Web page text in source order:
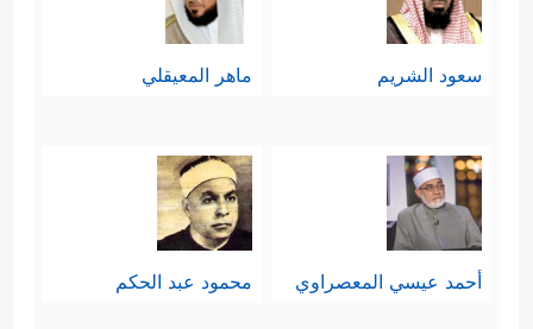
سعود الشريم ماهر المعيقلي
أحمد عيسي المعصراوي محمود عبد الحكم